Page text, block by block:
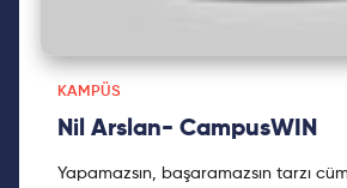
KAMPÜS
Nil Arslan- CampusWIN
Yapamazsın, başaramazsın tarzı